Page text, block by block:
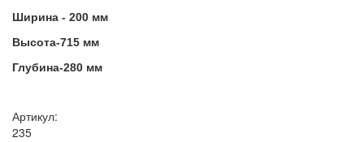
Ширина - 200 мм
Высота-715 мм
Глубина-280 мм
Артикул:
235